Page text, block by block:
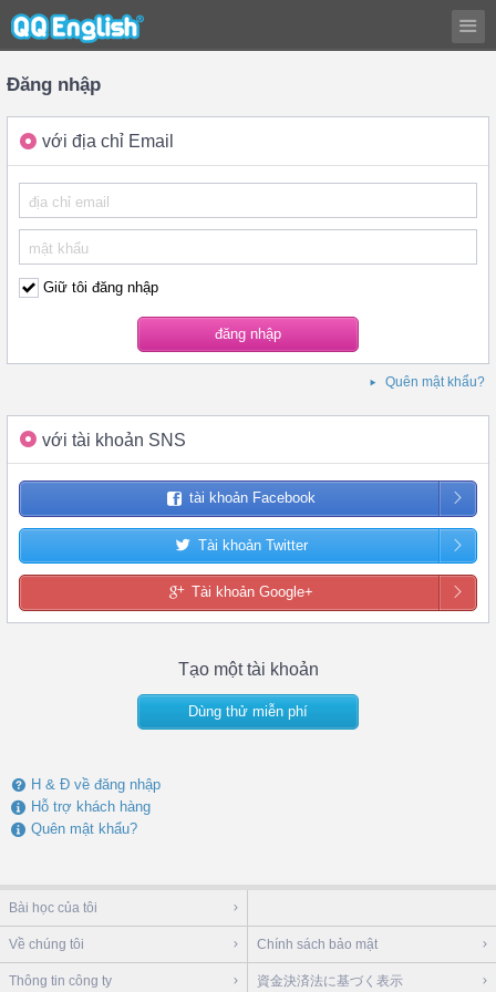
Đăng nhập
với địa chỉ Email
Giữ tôi đăng nhập
Quên mật khẩu?
với tài khoản SNS
tài khoản Facebook
Tài khoản Twitter
Tài khoản Google+
Tạo một tài khoản
Dùng thử miễn phí
H & Đ về đăng nhập
Hỗ trợ khách hàng
Quên mật khẩu?
Bài học của tôi
Về chúng tôi Chính sách bảo mật
Thông tin công ty 資金決済法に基づく表示